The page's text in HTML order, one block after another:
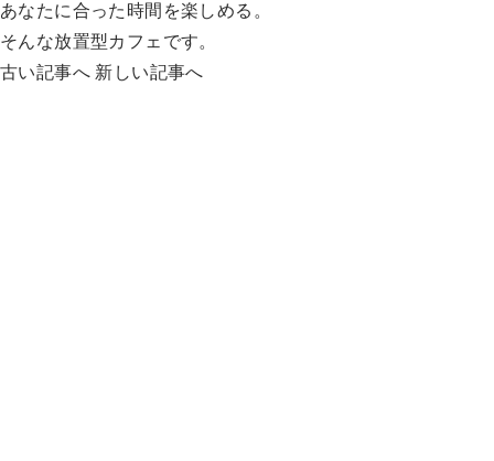
あなたに合った時間を楽しめる。
そんな放置型カフェです。
古い記事へ 新しい記事へ